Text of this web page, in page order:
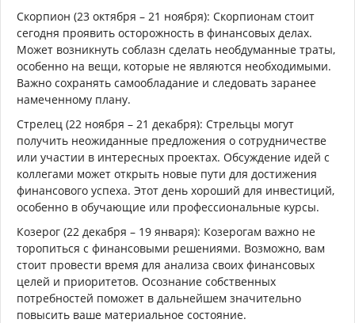
Скорпион (23 октября – 21 ноября): Скорпионам стоит
сегодня проявить осторожность в финансовых делах.
Может возникнуть соблазн сделать необдуманные траты,
особенно на вещи, которые не являются необходимыми.
Важно сохранять самообладание и следовать заранее
намеченному плану.
Стрелец (22 ноября – 21 декабря): Стрельцы могут
получить неожиданные предложения о сотрудничестве
или участии в интересных проектах. Обсуждение идей с
коллегами может открыть новые пути для достижения
финансового успеха. Этот день хороший для инвестиций,
особенно в обучающие или профессиональные курсы.
Козерог (22 декабря – 19 января): Козерогам важно не
торопиться с финансовыми решениями. Возможно, вам
стоит провести время для анализа своих финансовых
целей и приоритетов. Осознание собственных
потребностей поможет в дальнейшем значительно
повысить ваше материальное состояние.